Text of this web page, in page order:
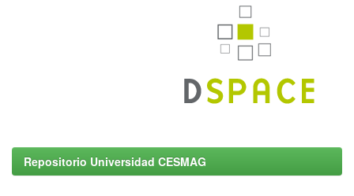
Repositorio Universidad CESMAG